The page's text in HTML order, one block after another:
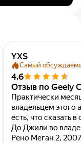
YXS
Самый
4.6
Отзыв по Geely
Практически
владельцем этого
есть, что сказать
До Джили во
Рено Меган 2,